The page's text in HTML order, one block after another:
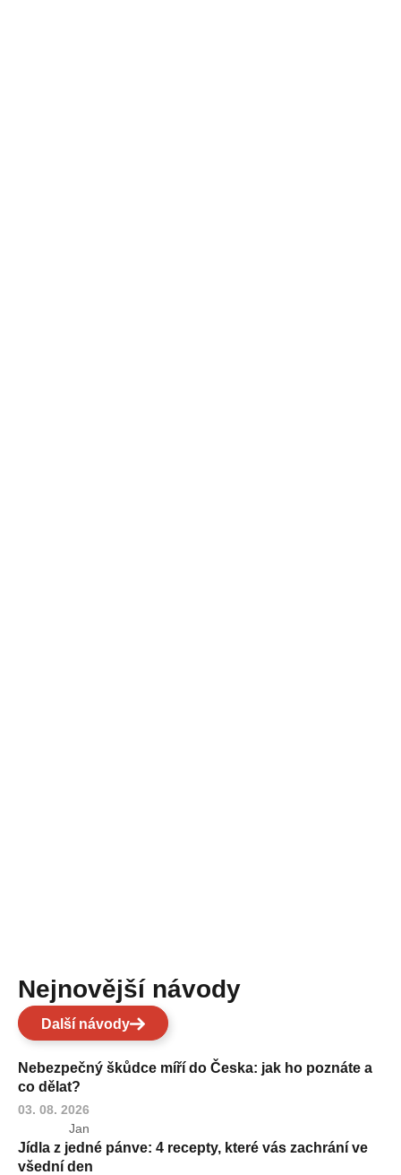
Nejnovější návody
Další návody
Nebezpečný škůdce míří do Česka: jak ho poznáte a
co dělat?
03. 08. 2026
Jan
Jídla z jedné pánve: 4 recepty, které vás zachrání ve
všední den